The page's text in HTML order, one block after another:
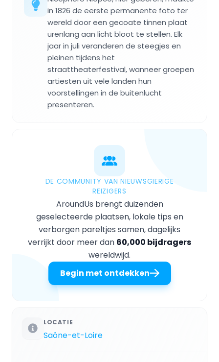
in 1826 de eerste permanente foto ter
wereld door een gecoate tinnen plaat
urenlang aan licht bloot te stellen. Elk
jaar in juli veranderen de steegjes en
pleinen tijdens het
straattheaterfestival, wanneer groepen
artiesten uit vele landen hun
voorstellingen in de buitenlucht
presenteren.
DE COMMUNITY VAN NIEUWSGIERIGE
REIZIGERS
AroundUs brengt duizenden
geselecteerde plaatsen, lokale tips en
verborgen pareltjes samen, dagelijks
verrijkt door meer dan 60,000 bijdragers
wereldwijd.
Begin met ontdekken
LOCATIE
Saône-et-Loire